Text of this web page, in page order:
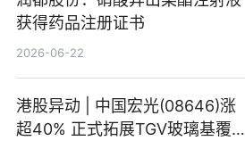
获得药品注册证书
2026-06-22
港股异动 | 中国宏光(08646)涨
超40% 正式拓展TGV玻璃基覆铜